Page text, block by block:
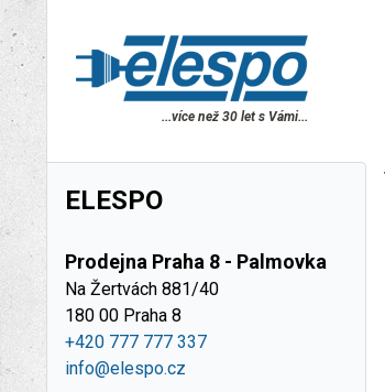
...více než 30 let s Vámi...
ELESPO
Prodejna Praha 8 - Palmovka
Na Žertvách 881/40
180 00 Praha 8
+420 777 777 337
info@elespo.cz